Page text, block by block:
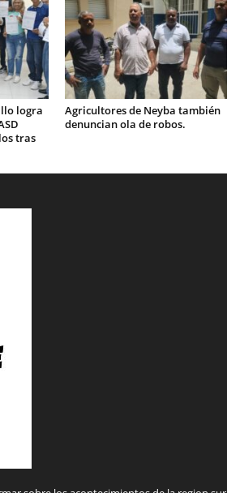
logra
tras
Agricultores de Neyba también
denuncian ola de robos.